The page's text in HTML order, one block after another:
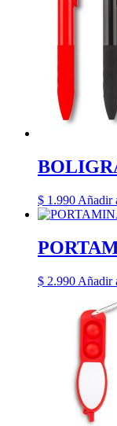
$ 1.990 Añadir
$ 2.990 Añadir